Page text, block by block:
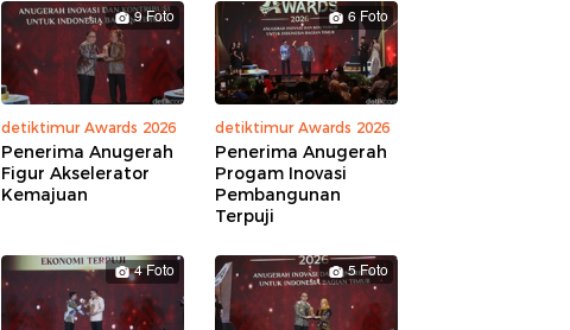
9 Foto
detiktimur Awards 2026
Penerima Anugerah
Figur Akselerator
Kemajuan
6 Foto
detiktimur Awards 2026
Penerima Anugerah
Progam Inovasi
Pembangunan
Terpuji
4 Foto 5 Foto